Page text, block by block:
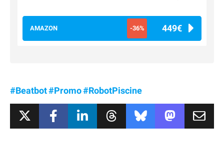
AMAZON -36% 449€
#Beatbot#Promo#RobotPiscine